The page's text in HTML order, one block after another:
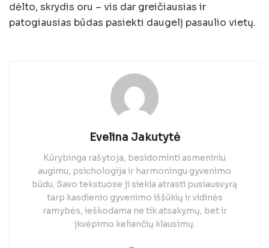
dėlto, skrydis oru – vis dar greičiausias ir
patogiausias būdas pasiekti daugelį pasaulio vietų.
Evelina Jakutytė
Kūrybinga rašytoja, besidominti asmeniniu
augimu, psichologija ir harmoningu gyvenimo
būdu. Savo tekstuose ji siekia atrasti pusiausvyrą
tarp kasdienio gyvenimo iššūkių ir vidinės
ramybės, ieškodama ne tik atsakymų, bet ir
įkvėpimo keliančių klausimų.